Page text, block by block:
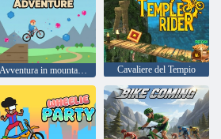
Avventura in mountain bike Cavaliere del Tempio